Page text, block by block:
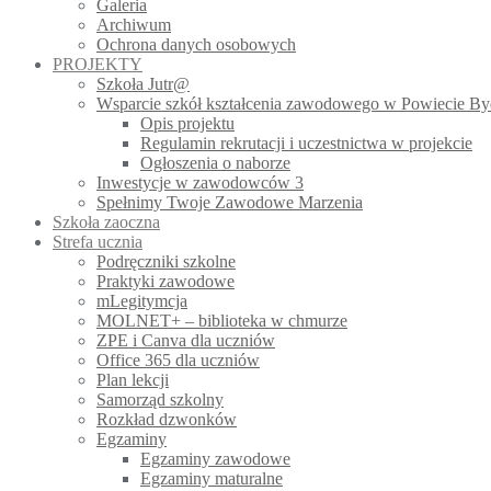
Galeria
Archiwum
Ochrona danych osobowych
PROJEKTY
Szkoła Jutr@
Wsparcie szkół kształcenia zawodowego w Powiecie
Opis projektu
Regulamin rekrutacji i uczestnictwa w projekcie
Ogłoszenia o naborze
Inwestycje w zawodowców 3
Spełnimy Twoje Zawodowe Marzenia
Szkoła zaoczna
Strefa ucznia
Podręczniki szkolne
Praktyki zawodowe
mLegitymcja
MOLNET+ – biblioteka w chmurze
ZPE i Canva dla uczniów
Office 365 dla uczniów
Plan lekcji
Samorząd szkolny
Rozkład dzwonków
Egzaminy
Egzaminy zawodowe
Egzaminy maturalne